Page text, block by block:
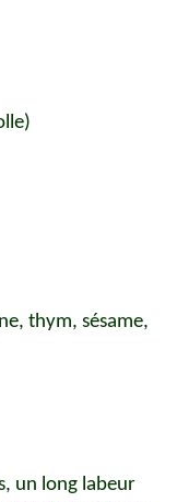
thym, sésame,
un long labeur